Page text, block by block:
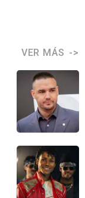
VER MÁS